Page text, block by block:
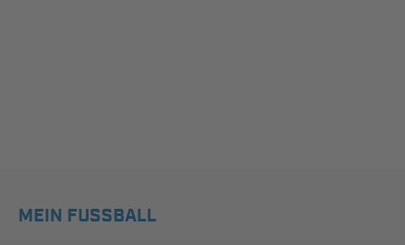
MEIN FUSSBALL